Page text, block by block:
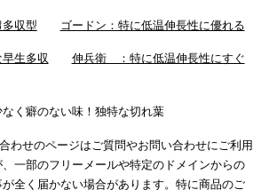
多収型 ゴードン：特に低温伸長性に優れる
生多収
伸兵衛 ：特に低温伸長性にすぐ
く癖のない味！独特な切れ葉
わせのページはご質問やお問い合わせにご利用
一部のフリーメールや特定のドメインからの
全く届かない場合があります。特に商品のご